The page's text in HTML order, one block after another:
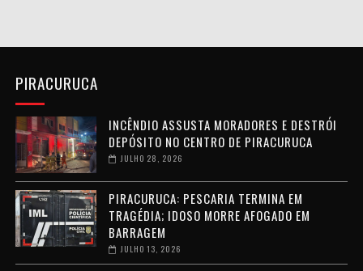
PIRACURUCA
INCÊNDIO ASSUSTA MORADORES E DESTRÓI
DEPÓSITO NO CENTRO DE PIRACURUCA
JULHO 28, 2026
PIRACURUCA: PESCARIA TERMINA EM
TRAGÉDIA; IDOSO MORRE AFOGADO EM
BARRAGEM
JULHO 13, 2026